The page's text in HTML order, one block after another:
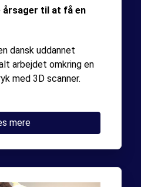
årsager til at få en
dansk uddannet
arbejdet omkring en
med 3D scanner.
mere